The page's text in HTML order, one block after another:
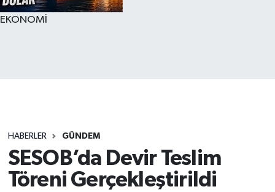
EKONOMİ
HABERLER GÜNDEM
SESOB’da Devir Teslim
Töreni Gerçekleştirildi